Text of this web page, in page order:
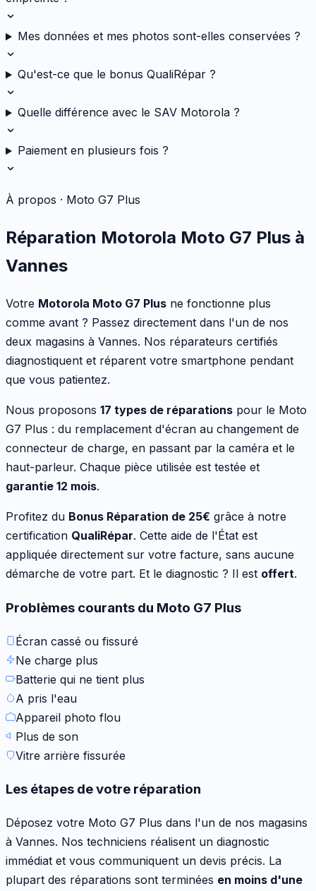
Mes données et mes photos sont-elles conservées ?
Qu'est-ce que le bonus QualiRépar ?
Quelle différence avec le SAV Motorola ?
Paiement en plusieurs fois ?
À propos · Moto G7 Plus
Réparation Motorola Moto G7 Plus à
Vannes
Votre Motorola Moto G7 Plus ne fonctionne plus
comme avant ? Passez directement dans l'un de nos
deux magasins à Vannes. Nos réparateurs certifiés
diagnostiquent et réparent votre smartphone pendant
que vous patientez.
Nous proposons 17 types de réparations pour le Moto
G7 Plus : du remplacement d'écran au changement de
connecteur de charge, en passant par la caméra et le
haut-parleur. Chaque pièce utilisée est testée et
garantie 12 mois.
Profitez du Bonus Réparation de 25€ grâce à notre
certification QualiRépar. Cette aide de l'État est
appliquée directement sur votre facture, sans aucune
démarche de votre part. Et le diagnostic ? Il est offert.
Problèmes courants du Moto G7 Plus
Écran cassé ou fissuré
Ne charge plus
Batterie qui ne tient plus
A pris l'eau
Appareil photo flou
Plus de son
Vitre arrière fissurée
Les étapes de votre réparation
Déposez votre Moto G7 Plus dans l'un de nos magasins
à Vannes. Nos techniciens réalisent un diagnostic
immédiat et vous communiquent un devis précis. La
plupart des réparations sont terminées en moins d'une